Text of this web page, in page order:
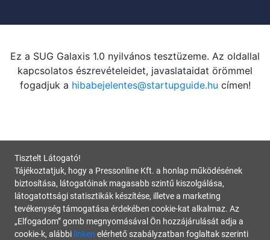
Ez a SUG Galaxis 1.0 nyilvános tesztüzeme. Az oldallal
kapcsolatos észrevételeidet, javaslataidat örömmel
fogadjuk a hibabejelentes@startupguide.hu címen!
Tisztelt Látogató!
Tájékoztatjuk, hogy a Pressonline Kft. a honlap működésének
biztosítása, látogatóinak magasabb szintű kiszolgálása,
látogatottsági statisztikák készítése, illetve a marketing
tevékenység támogatása érdekében cookie-kat alkalmaz. Az
„Elfogadom” gomb megnyomásával Ön hozzájárulását adja a
cookie-k, alábbi linken elérhető szabályzatban foglaltak szerinti